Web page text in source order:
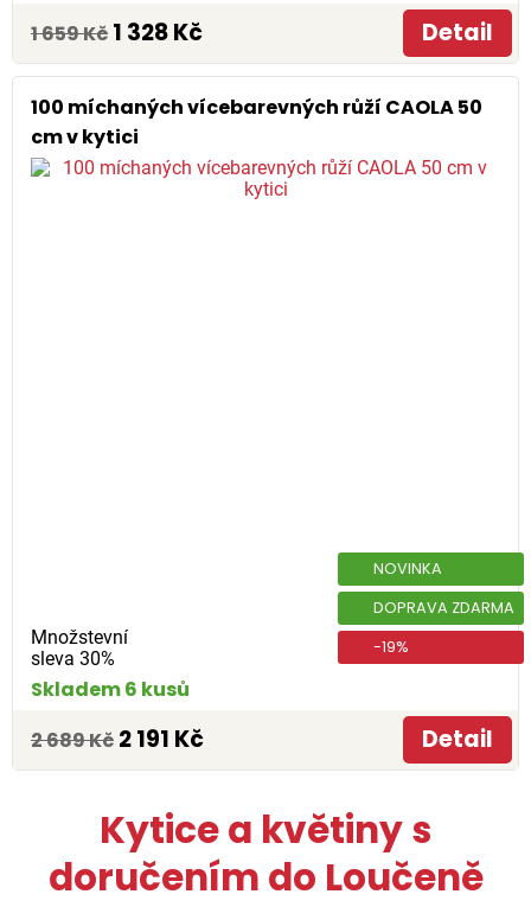
1 659 Kč 1 328 Kč Detail
100 míchaných vícebarevných růží CAOLA 50
cm v kytici
Množstevní
sleva 30%
NOVINKA
DOPRAVA ZDARMA
-19%
Skladem 6 kusů
2 689 Kč 2 191 Kč Detail
Kytice a květiny s
doručením do Loučeně